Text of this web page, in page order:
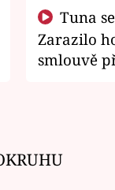
Zarazilo
smlouvě